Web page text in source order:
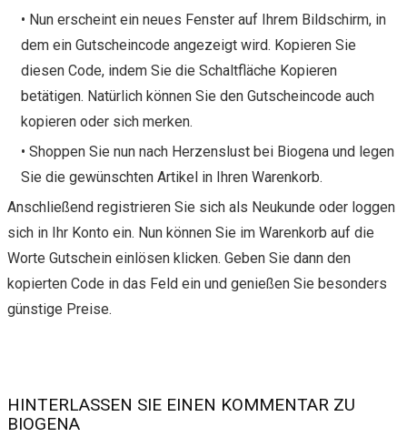
• Nun erscheint ein neues Fenster auf Ihrem Bildschirm, in
dem ein Gutscheincode angezeigt wird. Kopieren Sie
diesen Code, indem Sie die Schaltfläche Kopieren
betätigen. Natürlich können Sie den Gutscheincode auch
kopieren oder sich merken.
• Shoppen Sie nun nach Herzenslust bei Biogena und legen
Sie die gewünschten Artikel in Ihren Warenkorb.
Anschließend registrieren Sie sich als Neukunde oder loggen
sich in Ihr Konto ein. Nun können Sie im Warenkorb auf die
Worte Gutschein einlösen klicken. Geben Sie dann den
kopierten Code in das Feld ein und genießen Sie besonders
günstige Preise.
HINTERLASSEN SIE EINEN KOMMENTAR ZU
BIOGENA